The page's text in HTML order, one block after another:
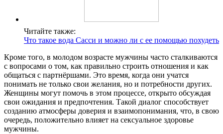
Читайте также:
Что такое вода Сасси и можно ли с ее помощью похудеть
Кроме того, в молодом возрасте мужчины часто сталкиваются
с вопросами о том, как правильно строить отношения и как
общаться с партнёршами. Это время, когда они учатся
понимать не только свои желания, но и потребности других.
Женщины могут помочь в этом процессе, открыто обсуждая
свои ожидания и предпочтения. Такой диалог способствует
созданию атмосферы доверия и взаимопонимания, что, в свою
очередь, положительно влияет на сексуальное здоровье
мужчины.